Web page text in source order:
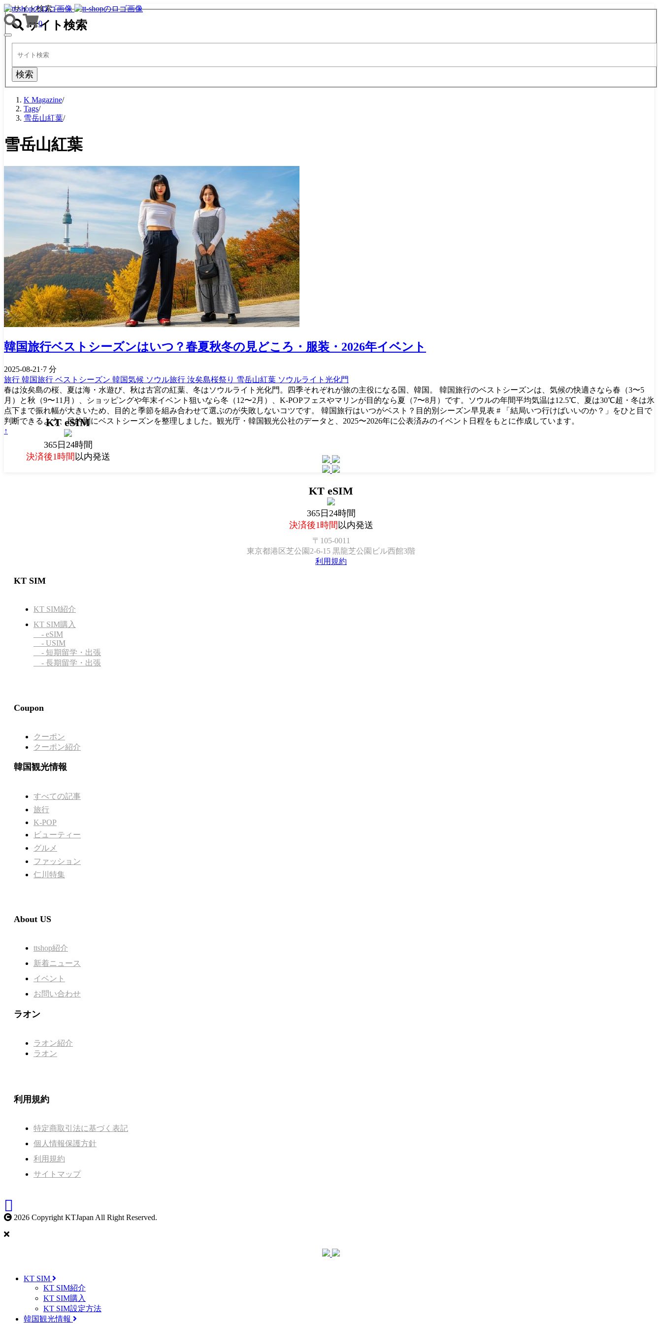
0
TOGGLE
NAVIGATION
KT eSIM
365日24時間
決済後1時間以内発送
サイト検索
サイト検索
検索
K Magazine/
Tags/
雪岳山紅葉/
雪岳山紅葉
韓国旅行ベストシーズンはいつ？春夏秋冬の見どころ・服装・2026年イベント
2025-08-21 ·7 分
旅行 韓国旅行 ベストシーズン 韓国気候 ソウル旅行 汝矣島桜祭り 雪岳山紅葉 ソウルライト光化門
春は汝矣島の桜、夏は海・水遊び、秋は古宮の紅葉、冬はソウルライト光化門。四季それぞれが旅の主役になる国、韓国。 韓国旅行のベストシーズンは、気候の快適さなら春（3〜5
月）と秋（9〜11月）、ショッピングや年末イベント狙いなら冬（12〜2月）、K-POPフェスやマリンが目的なら夏（7〜8月）です。ソウルの年間平均気温は12.5℃、夏は30℃超・冬は氷
点下まで振れ幅が大きいため、目的と季節を組み合わせて選ぶのが失敗しないコツです。 韓国旅行はいつがベスト？目的別シーズン早見表 # 「結局いつ行けばいいのか？」をひと目で
判断できるよう、目的別にベストシーズンを整理しました。観光庁・韓国観光公社のデータと、2025〜2026年に公表済みのイベント日程をもとに作成しています。
↑
KT eSIM
365日24時間
決済後1時間以内発送
〒105-0011
東京都港区芝公園2-6-15 黒龍芝公園ビル西館3階
利用規約
KT SIM
KT SIM紹介
KT SIM購入
- eSIM
- USIM
- 短期留学・出張
- 長期留学・出張
Coupon
クーポン
クーポン紹介
韓国観光情報
すべての記事
旅行
K-POP
ビューティー
グルメ
ファッション
仁川特集
About US
ttshop紹介
新着ニュース
イベント
お問い合わせ
ラオン
ラオン紹介
ラオン
利用規約
特定商取引法に基づく表記
個人情報保護方針
利用規約
サイトマップ
2026 Copyright KTJapan All Right Reserved.
KT SIM
KT SIM紹介
KT SIM購入
KT SIM設定方法
韓国観光情報